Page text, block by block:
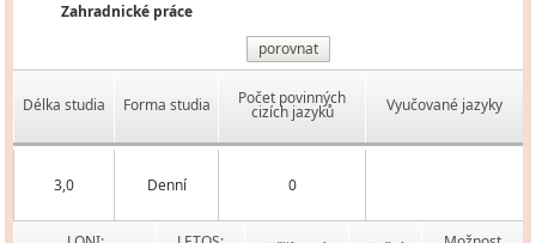
Zahradnické práce
porovnat
Délka studia Forma studia Počet povinných
cizích jazyků Vyučované jazyky
3,0 Denní 0